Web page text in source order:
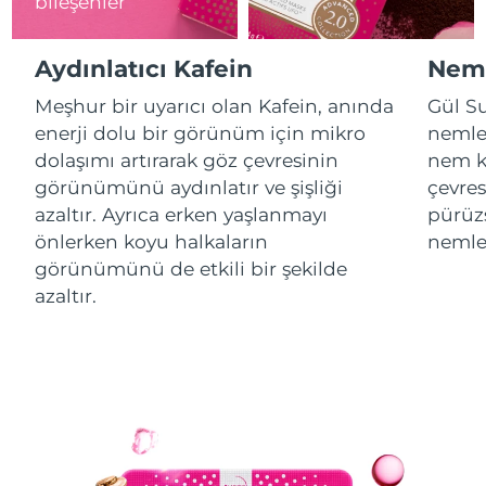
Aydınlatıcı Kafein
Meşhur bir uyarıcı olan Kafein, anında
enerji dolu bir görünüm için mikro
dolaşımı artırarak göz çevresinin
görünümünü aydınlatır ve şişliği
azaltır. Ayrıca erken yaşlanmayı
önlerken koyu halkaların
görünümünü de etkili bir şekilde
azaltır.
Gül
nem
Malezya Tahmini teslim tarihi 8/12/26
Malta Tahmini teslim tarihi
Meksika Tahmini teslim tarihi 8/13/26
Monako Tahmini teslim tarihi 8/10/26
Hollanda
Tahmini teslim tarihi8/12/26